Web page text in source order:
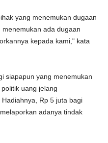
yang menemukan dugaan
ada dugaan
kepada kami," kata
siapapun yang menemukan
uang jelang
Rp 5 juta bagi
adanya tindak